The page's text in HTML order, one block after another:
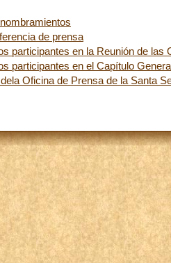
de prensa
participantes en la Reunión de
participantes en el Capítulo
Oficina de Prensa de la Santa